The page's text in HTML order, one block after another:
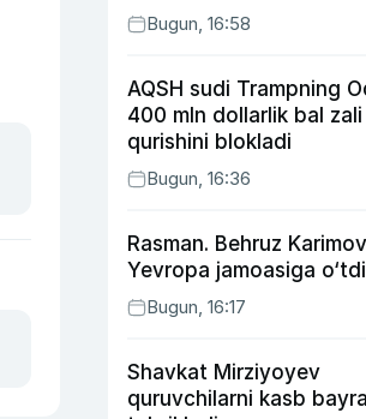
odatBugun, 16:58
AQSH sudi Trampning
400 mln dollarlik bal zali
qurishini blokladi
Bugun, 16:36
Rasman. Behruz Karimov
Yevropa jamoasiga o‘tdi
Bugun, 16:17
Shavkat Mirziyoyev
quruvchilarni kasb